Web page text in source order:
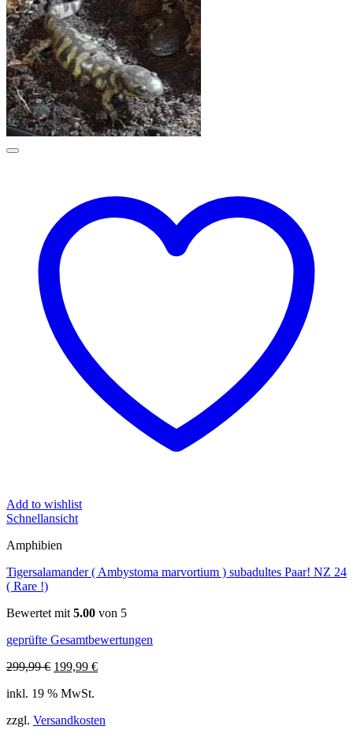
Add to wishlist
Schnellansicht
Amphibien
Tigersalamander ( Ambystoma marvortium ) subadultes Paar! NZ 24
( Rare !)
Bewertet mit 5.00 von 5
geprüfte Gesamtbewertungen
299,99€ Ursprünglicher
war:
199,99 €Aktueller
inkl. 19 % MwSt.
zzgl. Versandkosten